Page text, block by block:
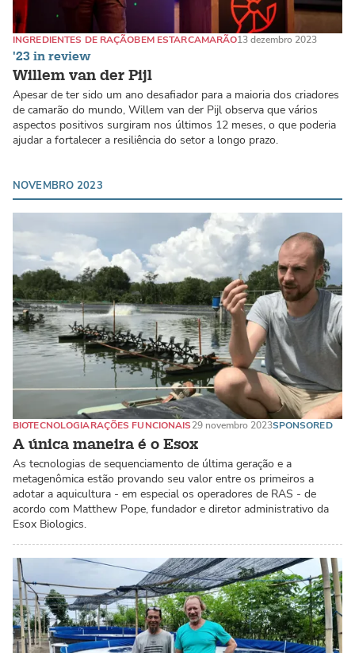
'23 in review
Willem van der Pijl
INGREDIENTES DE RAÇÃOBEM ESTARCAMARÃO13 dezembro 2023
Apesar de ter sido um ano desafiador para a maioria dos criadores
de camarão do mundo, Willem van der Pijl observa que vários
aspectos positivos surgiram nos últimos 12 meses, o que poderia
ajudar a fortalecer a resiliência do setor a longo prazo.
NOVEMBRO 2023
A única maneira é o Esox
BIOTECNOLOGIARAÇÕES FUNCIONAIS29 novembro 2023SPONSORED
As tecnologias de sequenciamento de última geração e a
metagenômica estão provando seu valor entre os primeiros a
adotar a aquicultura - em especial os operadores de RAS - de
acordo com Matthew Pope, fundador e diretor administrativo da
Esox Biologics.